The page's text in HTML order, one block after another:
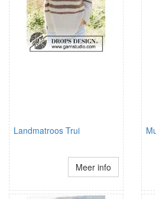
Landmatroos Trui
Meer info